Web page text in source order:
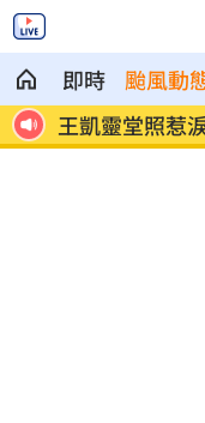
即時 颱風動
旅
王凱靈堂照惹